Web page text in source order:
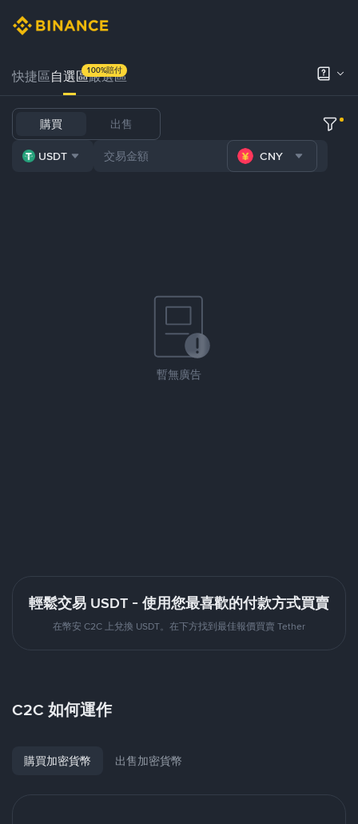
快捷區自選區嚴選區
100%賠付
購買 出售
USDT CNY
暫無廣告
輕鬆交易 USDT - 使用您最喜歡的付款方式買賣
在幣安 C2C 上兌換 USDT。在下方找到最佳報價買賣 Tether
C2C 如何運作
購買加密貨幣 出售加密貨幣